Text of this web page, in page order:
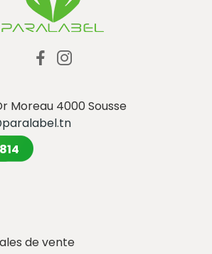
Moreau 4000 Sousse
de vente